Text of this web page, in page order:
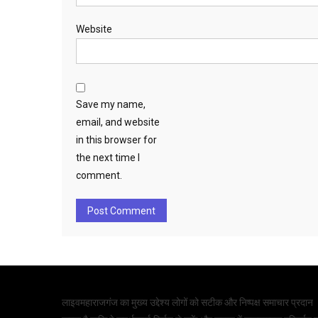
Website
Save my name,
email, and website
in this browser for
the next time I
comment.
लाइवमहाराजगंज का मुख्य उद्देश्य लोगों को सटीक और निष्पक्ष समाचार प्रदान